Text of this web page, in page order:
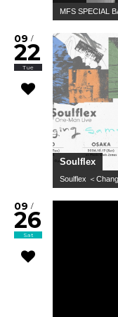
MFS SPECIAL
09 /
22
Tue
Soulflex
Soulflex ＜
09 /
26
Sat